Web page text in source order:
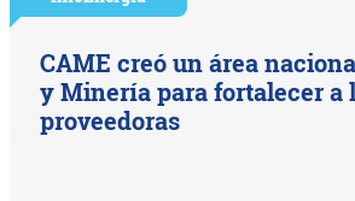
CAME creó un área
y Minería para fortalecer a
proveedoras